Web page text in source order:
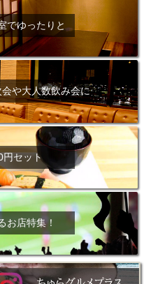
でゆったりと
や大人数飲み会に
円セット
お店特集！